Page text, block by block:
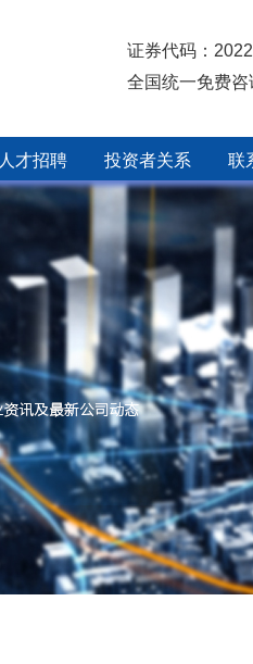
证券代码：
全国统一免费咨
人才招聘 投资者关系 联